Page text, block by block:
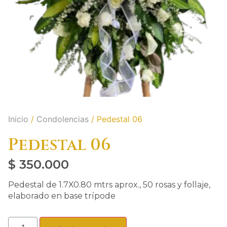
Inicio / Condolencias / Pedestal 06
Pedestal 06
$ 350.000
Pedestal de 1.7X0.80 mtrs aprox., 50 rosas y follaje,
elaborado en base trípode